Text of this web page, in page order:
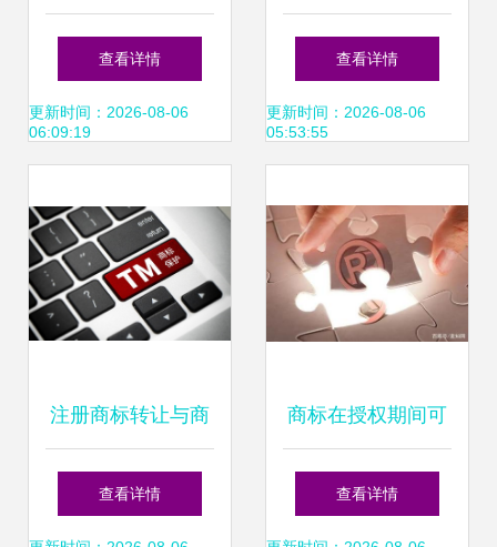
咨询价格，一站式
服务尽在赞标网
查看详情
更新时间：2026-08-06
06:09:19
类转让 好记商标，
丰厚利润的明智之
查看详情
更新时间：2026-08-06
05:53:55
注册商标转让与商
标转让全解析 流
查看详情
商标在授权期间可
以进行转让吗？详
查看详情